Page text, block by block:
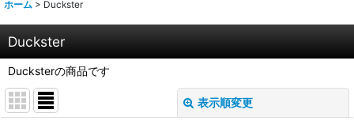
ホーム > Duckster
Duckster
Ducksterの商品です
表示順変更